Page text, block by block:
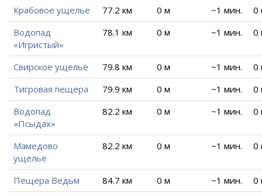
Крабовое ущелье 77.2 км 0 м ~1 мин.
0
Водопад
«Игристый»
78.1 км 0 м ~1 мин. 0
Свирское ущелье 79.8 км 0 м ~1 мин.
0
Тигровая пещера
79.9 км 0 м ~1 мин.
0
Водопад
«Псыдах»
82.2 км 0 м ~1 мин. 0
Мамедово
ущелье
82.2 км 0 м ~1 мин. 0
Пещера Ведьм 84.7 км 0 м ~1 мин.
0